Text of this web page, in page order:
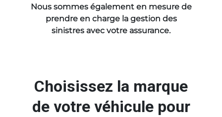
Nous sommes également en mesure de
prendre en charge la gestion des
sinistres avec votre assurance.
Choisissez la marque
de votre véhicule pour